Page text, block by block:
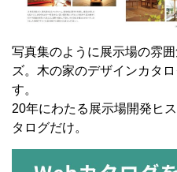
写真集のように展示場の雰
ズ。木の家のデザインカタ
す。
20年にわたる展示場開発ヒ
タログだけ。